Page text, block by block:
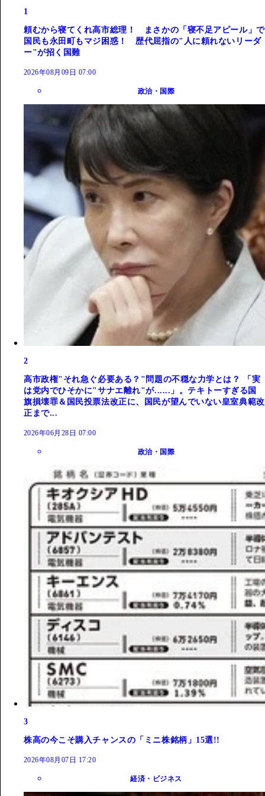
1
頼むから寝てくれ高市総理！ まさかの「寝不足アピール」で
国民も永田町もマジ困惑！ 歴代屈指の"人に頼れないリーダ
ー"が招く国難
2026年08月09日 07:00
政治・国際
2
高市政権"それ急ぐ必要ある？"問題の不穏な力学とは？ 「実
は党内でひそかに"サナエ離れ"が......」。テキトーすぎる国
旗損壊罪＆国民投票法改正に、国民が望んでいない皇室典範改
正まで...
2026年06月28日 07:00
政治・国際
3
株高の今こそ購入チャンスの「ミニ株銘柄」15選!!
2026年08月07日 17:20
経済・ビジネス